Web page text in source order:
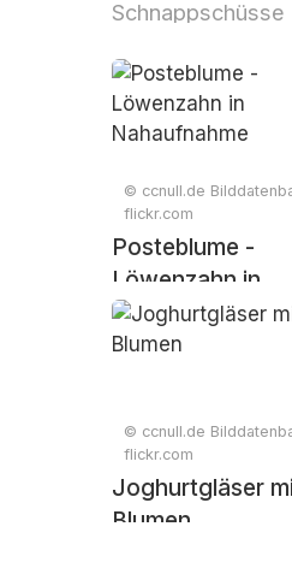
Schnappschüsse
© ccnull.de
flickr.com
Posteblume -
Löwenzahn in
Nahaufnahme
© ccnull.de
flickr.com
Joghurtgläser
Blumen